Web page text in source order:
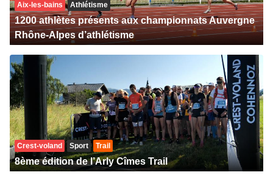
Aix-les-bains Athlétisme
1200 athlètes présents aux championnats Auvergne
Rhône-Alpes d’athlétisme
Crest-voland Sport Trail
8ème édition de l’Arly Cîmes Trail